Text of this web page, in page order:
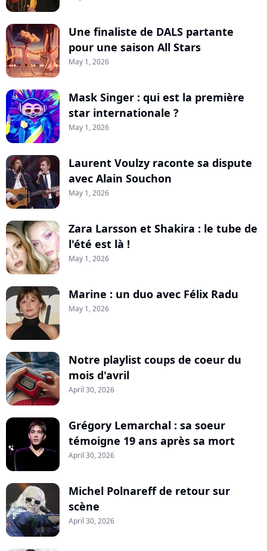
Une finaliste de DALS partante
pour une saison All Stars
May 1, 2026
Mask Singer : qui est la première
star internationale ?
May 1, 2026
Laurent Voulzy raconte sa dispute
avec Alain Souchon
May 1, 2026
Zara Larsson et Shakira : le tube de
l'été est là !
May 1, 2026
Marine : un duo avec Félix Radu
May 1, 2026
Notre playlist coups de coeur du
mois d'avril
April 30, 2026
Grégory Lemarchal : sa soeur
témoigne 19 ans après sa mort
April 30, 2026
Michel Polnareff de retour sur
scène
April 30, 2026